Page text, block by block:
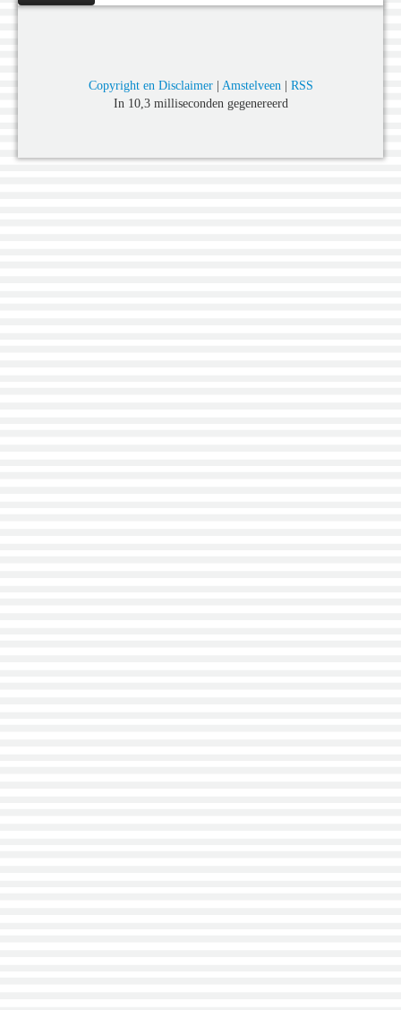
Copyright en Disclaimer| Amstelveen| RSS
In 10,3 milliseconden gegenereerd